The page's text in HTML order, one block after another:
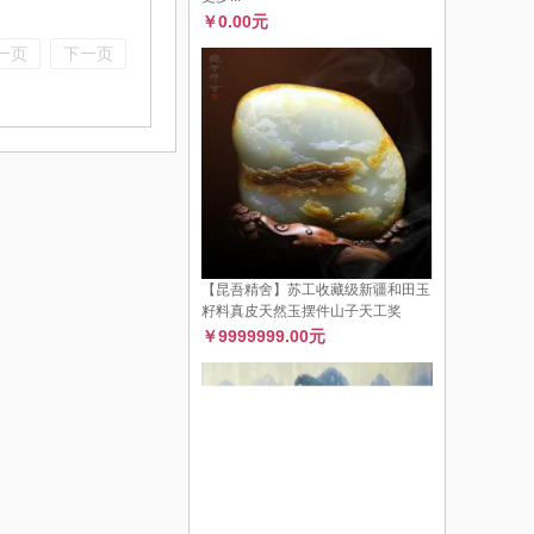
页 下一页
￥0.00元
【昆吾精舍】苏工收藏级新疆和田玉
籽料真皮天然玉摆件山子天工奖
￥9999999.00元